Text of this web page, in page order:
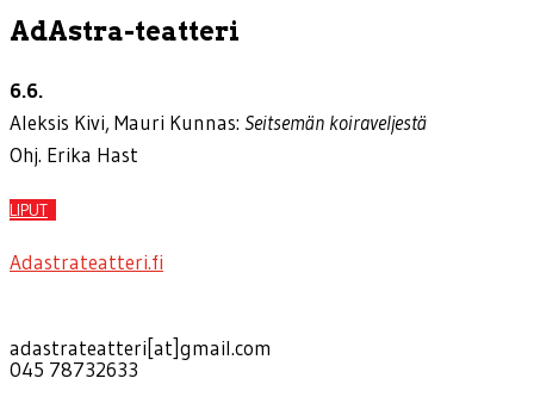
AdAstra-teatteri
6.6.
Aleksis Kivi, Mauri Kunnas: Seitsemän koiraveljestä
Ohj. Erika Hast
LIPUT
Adastrateatteri.fi
adastrateatteri[at]gmail.com
045 78732633